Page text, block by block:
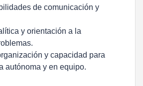
de comunicación y
y orientación a la
y capacidad para
autónoma y en equipo.